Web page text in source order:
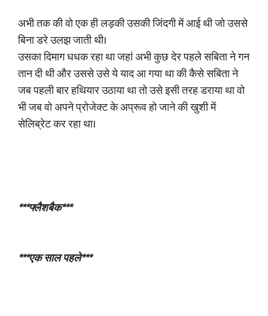
अभी तक की वो एक ही लड़की उसकी जिंदगी में आई थी जो उससे
बिना डरे उलझ जाती थी।
उसका दिमाग धधक रहा था जहां अभी कुछ देर पहले सबिता ने गन
तान दी थी और उससे उसे ये याद आ गया था की कैसे सबिता ने
जब पहली बार हथियार उठाया था तो उसे इसी तरह डराया था वो
भी जब वो अपने प्रोजेक्ट के अप्रूव हो जाने की खुशी में
सेलिब्रेट कर रहा था।
***फ्लैशबैक***
***एक साल पहले***